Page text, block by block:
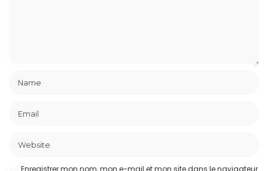
Enregistrer mon nom, mon e-mail et mon site dans le navigateur